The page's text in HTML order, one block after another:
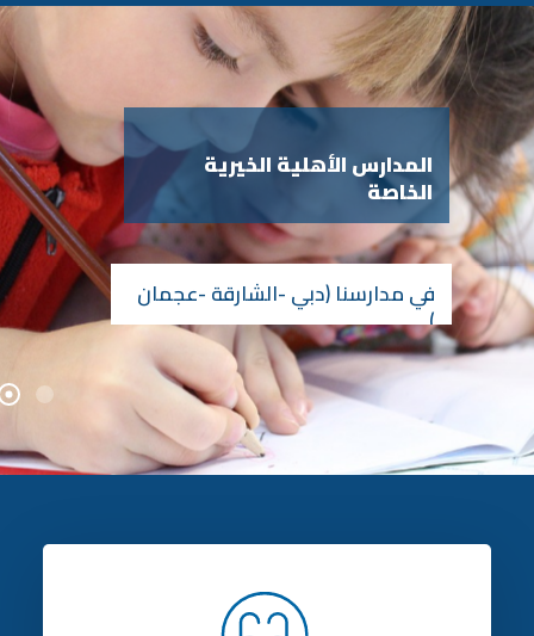
في مدارسنا (دبي -الشارقة -عجمان
)
المدارس الأهلية الخيرية
الخاصة